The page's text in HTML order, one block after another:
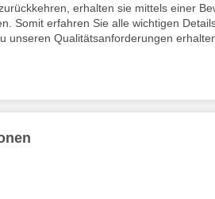
erhalten sie mittels einer
Somit erfahren Sie alle wichtigen
unseren Qualitätsanforderungen